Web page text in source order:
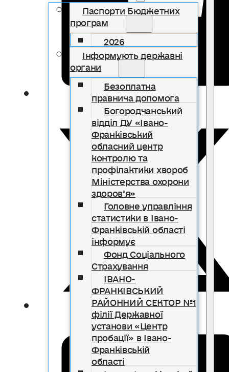
Паспорти Бюджетних
програм
2026
Інформують державні
органи
Безоплатна
правнича допомога
Богородчанський
відділ ДУ «Івано-
Франківський
обласний центр
контролю та
профілактики хвороб
Міністерства охорони
здоров’я»
Головне управління
статистики в Івано-
Франківській області
інформує
Фонд Соціального
Страхування
ІВАНО-
ФРАНКІВСЬКИЙ
РАЙОННИЙ СЕКТОР №1
філії Державної
установи «Центр
пробації» в Івано-
Франківській
області